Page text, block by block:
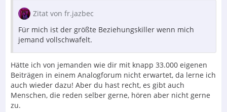
Zitat von fr.jazbec
Für mich ist der größte Beziehungskiller wenn mich
jemand vollschwafelt.
Hätte ich von jemanden wie dir mit knapp 33.000 eigenen
Beiträgen in einem Analogforum nicht erwartet, da lerne ich
auch wieder dazu! Aber du hast recht, es gibt auch
Menschen, die reden selber gerne, hören aber nicht gerne
zu.